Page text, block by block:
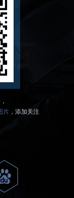
片 ，添加关注